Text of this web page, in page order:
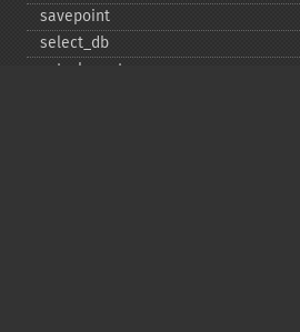
savepoint
select_​db
set_​charset